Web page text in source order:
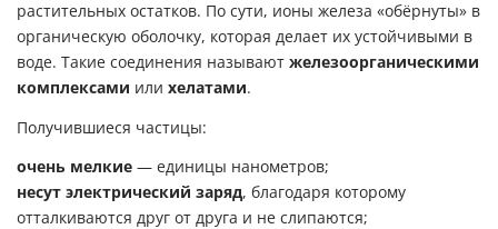
растительных остатков. По сути, ионы железа «обёрнуты» в
органическую оболочку, которая делает их устойчивыми в
воде. Такие соединения называют железоорганическими
комплексами или хелатами.
Получившиеся частицы:
очень мелкие — единицы нанометров;
несут электрический заряд, благодаря которому
отталкиваются друг от друга и не слипаются;